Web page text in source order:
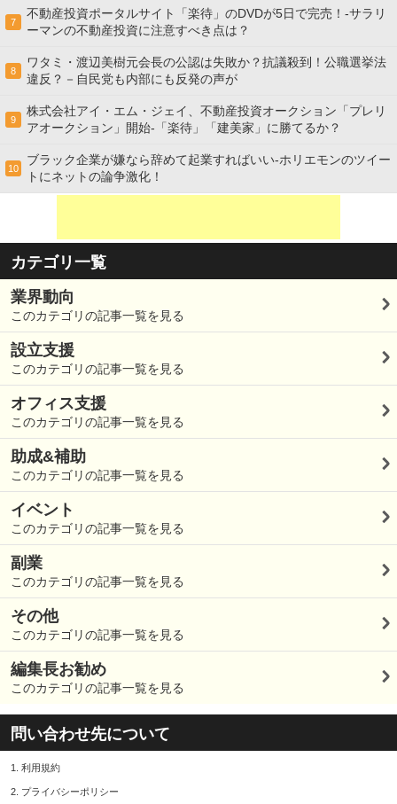
7
不動産投資ポータルサイト「楽待」のDVDが5日で完売！-サラリ
ーマンの不動産投資に注意すべき点は？
8
ワタミ・渡辺美樹元会長の公認は失敗か？抗議殺到！公職選挙法
違反？－自民党も内部にも反発の声が
9
株式会社アイ・エム・ジェイ、不動産投資オークション「プレリ
アオークション」開始-「楽待」「建美家」に勝てるか？
10
ブラック企業が嫌なら辞めて起業すればいい-ホリエモンのツイー
トにネットの論争激化！
カテゴリ一覧
業界動向
このカテゴリの記事一覧を見る
設立支援
このカテゴリの記事一覧を見る
オフィス支援
このカテゴリの記事一覧を見る
助成&補助
このカテゴリの記事一覧を見る
イベント
このカテゴリの記事一覧を見る
副業
このカテゴリの記事一覧を見る
その他
このカテゴリの記事一覧を見る
編集長お勧め
このカテゴリの記事一覧を見る
問い合わせ先について
1. 利用規約
2. プライバシーポリシー